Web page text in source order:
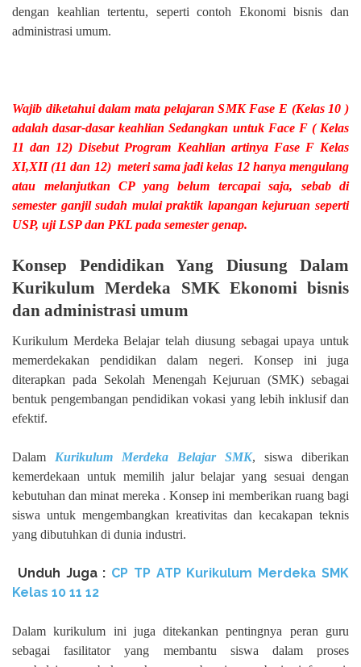
dengan keahlian tertentu, seperti contoh Ekonomi bisnis dan
administrasi umum.
Wajib diketahui dalam mata pelajaran SMK Fase E (Kelas 10 )
adalah dasar-dasar keahlian Sedangkan untuk Face F ( Kelas
11 dan 12) Disebut Program Keahlian artinya Fase F Kelas
XI,XII (11 dan 12) meteri sama jadi kelas 12 hanya mengulang
atau melanjutkan CP yang belum tercapai saja, sebab di
semester ganjil sudah mulai praktik lapangan kejuruan seperti
USP, uji LSP dan PKL pada semester genap.
Konsep Pendidikan Yang Diusung Dalam
Kurikulum Merdeka SMK Ekonomi bisnis
dan administrasi umum
Kurikulum Merdeka Belajar telah diusung sebagai upaya untuk
memerdekakan pendidikan dalam negeri. Konsep ini juga
diterapkan pada Sekolah Menengah Kejuruan (SMK) sebagai
bentuk pengembangan pendidikan vokasi yang lebih inklusif dan
efektif.
Dalam Kurikulum Merdeka Belajar SMK, siswa diberikan
kemerdekaan untuk memilih jalur belajar yang sesuai dengan
kebutuhan dan minat mereka . Konsep ini memberikan ruang bagi
siswa untuk mengembangkan kreativitas dan kecakapan teknis
yang dibutuhkan di dunia industri.
Unduh Juga : CP TP ATP Kurikulum Merdeka SMK
Kelas 10 11 12
Dalam kurikulum ini juga ditekankan pentingnya peran guru
sebagai fasilitator yang membantu siswa dalam proses